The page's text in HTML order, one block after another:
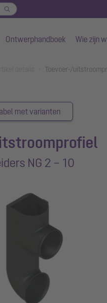
Ontwerphandboek Wie zijn
Toevoer-/
met varianten
NG 2 – 10